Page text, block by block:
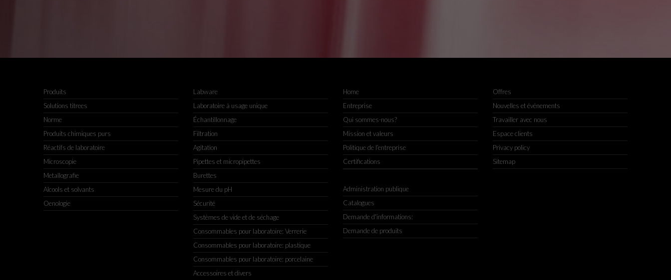
Produits
Solutions titrees
Norme
Produits chimiques purs
Réactifs de laboratoire
Microscopie
Metallografie
Alcools et solvants
Oenologie
Labware
Laboratoire à usage unique
Échantillonnage
Filtration
Agitation
Pipettes et micropipettes
Burettes
Mesure du pH
Sécurité
Systèmes de vide et de séchage
Consommables pour laboratoire: Verrerie
Consommables pour laboratoire: plastique
Consommables pour laboratoire: porcelaine
Accessoires et divers
Home
Entreprise
Qui sommes-nous?
Mission et valeurs
Politique de l’entreprise
Certifications
Administration publique
Catalogues
Demande d'informations:
Demande de produits
Offres
Nouvelles et événements
Travailler avec nous
Espace clients
Privacy policy
Sitemap